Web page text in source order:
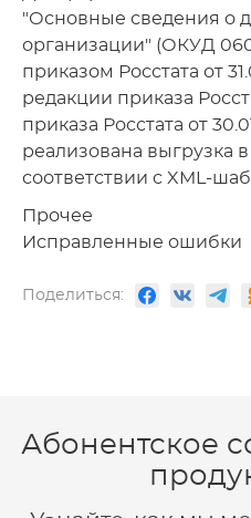
"Основные сведения о
организации" (ОКУД
приказом Росстата от
редакции приказа
приказа Росстата от
реализована выгрузка
соответствии с XML-
Прочее
Исправленные ошибки
Поделиться:
Абонентское